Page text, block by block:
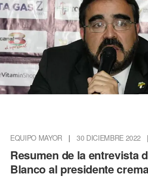
EQUIPO MAYOR | 30 DICIEMBRE 2022 |
Resumen de la entrevista
Blanco al presidente